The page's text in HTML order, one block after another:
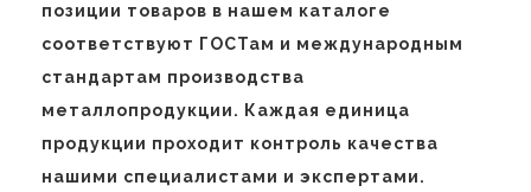
позиции товаров в нашем каталоге
соответствуют ГОСТам и международным
стандартам производства
металлопродукции. Каждая единица
продукции проходит контроль качества
нашими специалистами и экспертами.